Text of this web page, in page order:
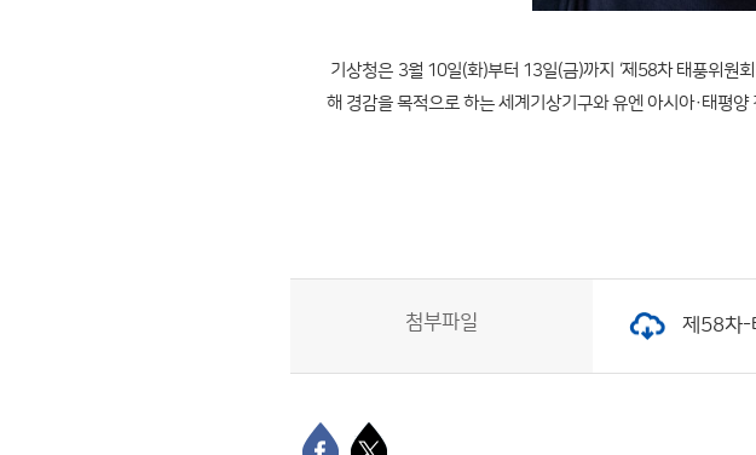
기상청은 3월 10일(화)부터 13일(금)까지 ‘제58차 태풍위원
해 경감을 목적으로 하는 세계기상기구와 유엔 아시아·태평
첨부파일 제58차-